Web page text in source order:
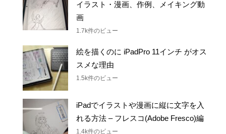
画
1.7k件のビュー
絵を描くのに iPadPro 11インチ がオス
スメな理由
1.5k件のビュー
iPadでイラストや漫画に縦に文字を入
れる方法 – フレスコ(Adobe Fresco)編
1.4k件のビュー